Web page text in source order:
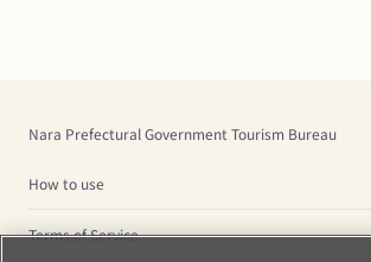
Nara Prefectural Government Tourism Bureau
How to use
Terms of Service